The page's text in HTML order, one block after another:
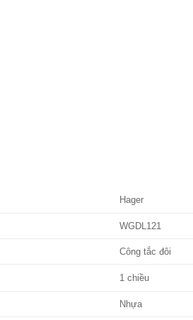
Hager
WGDL121
Công tắc đôi
1 chiều
Nhựa